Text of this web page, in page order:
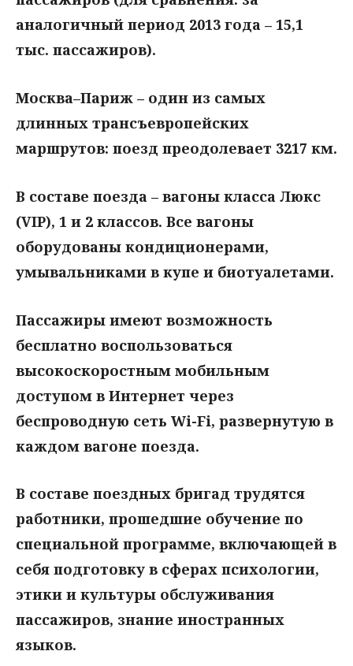
аналогичный период 2013 года – 15,1
тыс. пассажиров).
Москва–Париж – один из самых
длинных трансъевропейских
маршрутов: поезд преодолевает 3217 км.
В составе поезда – вагоны класса Люкс
(VIP), 1 и 2 классов. Все вагоны
оборудованы кондиционерами,
умывальниками в купе и биотуалетами.
Пассажиры имеют возможность
бесплатно воспользоваться
высокоскоростным мобильным
доступом в Интернет через
беспроводную сеть Wi-Fi, развернутую в
каждом вагоне поезда.
В составе поездных бригад трудятся
работники, прошедшие обучение по
специальной программе, включающей в
себя подготовку в сферах психологии,
этики и культуры обслуживания
пассажиров, знание иностранных
языков.